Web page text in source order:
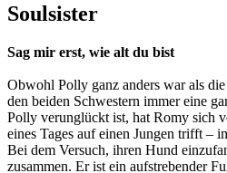
Soulsister
Sag mir erst, wie alt du bist
Obwohl Polly ganz anders war als
den beiden Schwestern immer eine
Polly verunglückt ist, hat Romy sich
eines Tages auf einen Jungen trifft –
Bei dem Versuch, ihren Hund
zusammen. Er ist ein aufstrebender